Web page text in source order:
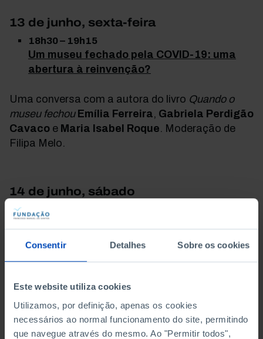
Consentir Detalhes Sobre os cookies
Este website utiliza cookies
Utilizamos, por definição, apenas os cookies
necessários ao normal funcionamento do site, permitindo
que navegue através do mesmo. Ao "Permitir todos",
13 de junho, sexta-feira
18h30 – 19h15
Um museu fechado pela COVID-19: uma
abertura à reinvenção?
Uma conversa com a autora do livro Quando o
museu fechou Emília Ferreira, Gabriela Perdigão
Cavaco e Maria Isabel Roque. Moderação de
Filipa Melo.
14 de junho, sábado
17h00 – 17h45
Oliveira e Silva,Mónica Bettencourt-Dias